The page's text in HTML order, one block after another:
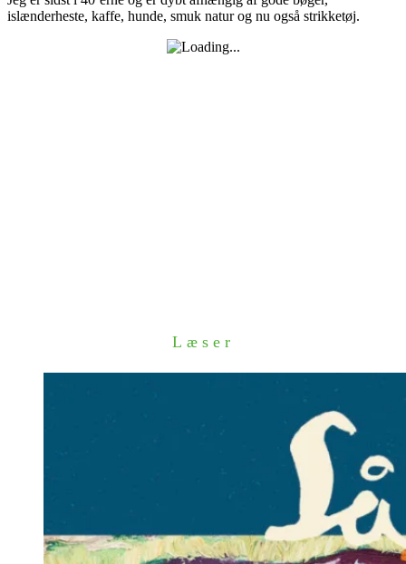
islænderheste, kaffe, hunde, smuk natur og nu også strikketøj.
Læser